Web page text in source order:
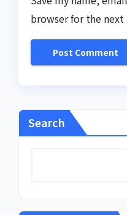
browser for the
Search